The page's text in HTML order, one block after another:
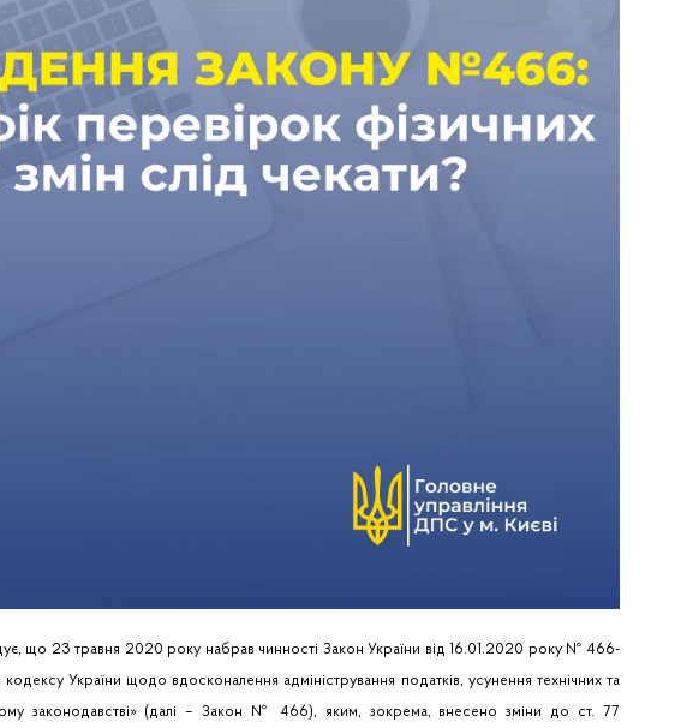
що 23 травня 2020 року набрав чинності Закон України від 16.01.2020 року № 466-
України щодо вдосконалення адміністрування податків, усунення технічних та
законодавстві» (далі – Закон № 466), яким, зокрема, внесено зміни до ст. 77